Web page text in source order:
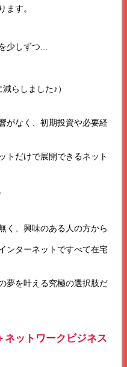
ます。
少しずつ...
らしました♪）
がなく、初期投資や必要経
トだけで展開できるネット
く、興味のある人の方から
ンターネットですべて在宅
夢を叶える究極の選択肢だ
ネットワークビジネス